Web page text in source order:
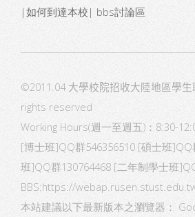
| 如何到達本校 | bbs討論區
©2011.04 大學校院招收大陸地區學
rights reserved
Working Hours(週一至週五)：8:30-
[博士班]QQ群546356510 [碩士班
班]QQ群130764468 [二年制學士班
BBS:https://
本站建議以下最新版本之瀏覽器：